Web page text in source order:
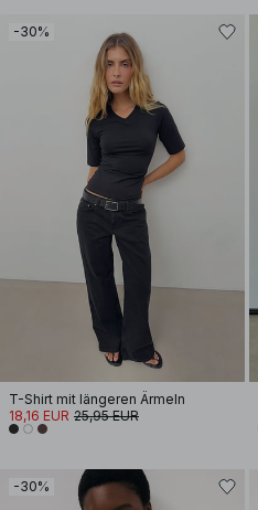
-30%
T-Shirt mit längeren Ärmeln
18,16 EUR 25,95 EUR
-30%